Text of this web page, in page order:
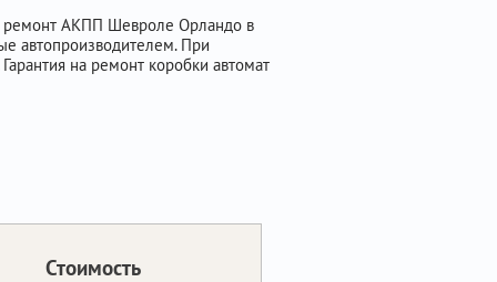
и ремонт АКПП Шевроле Орландо в
автопроизводителем. При
на ремонт коробки автомат
Стоимость